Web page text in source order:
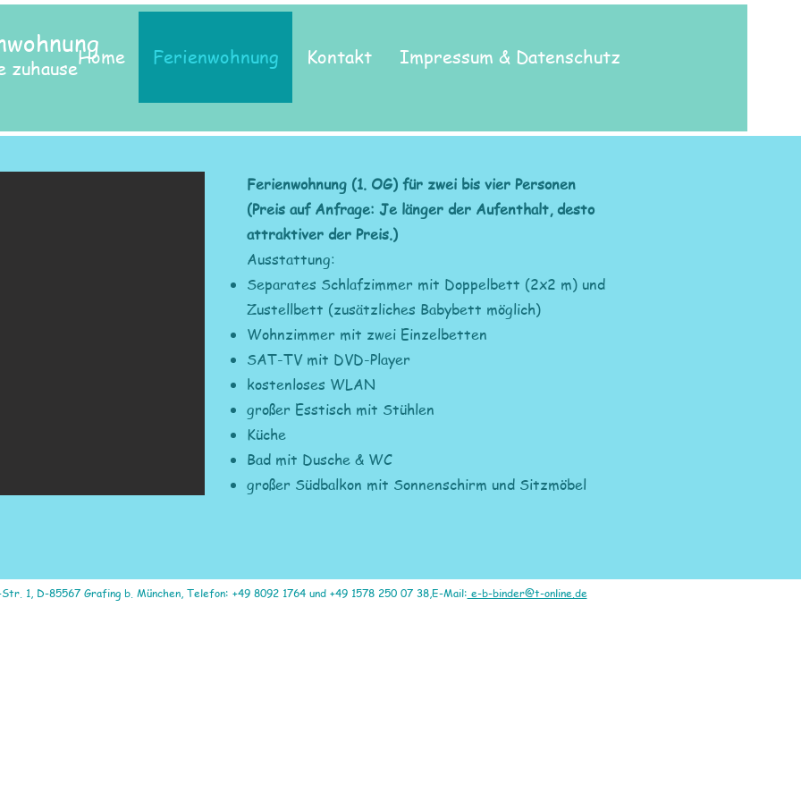
zuhauseHome Ferienwohnung Kontakt Impressum & Datenschutz
Ferienwohnung (1. OG) für zwei bis vier Personen
(Preis auf Anfrage: Je länger der Aufenthalt, desto
attraktiver der Preis.)
Ausstattung:
Separates Schlafzimmer mit Doppelbett (2x2 m) und
Zustellbett (zusätzliches Babybett möglich)
Wohnzimmer mit zwei Einzelbetten
SAT-TV mit DVD-Player
kostenloses WLAN
großer Esstisch mit Stühlen
Küche
Bad mit Dusche & WC
großer Südbalkon mit Sonnenschirm und Sitzmöbel
1, D-85567 Grafing b. München, Telefon: +49 8092 1764 und +49 1578 250 07 38,E-Mail: e-b-binder@t-online.de